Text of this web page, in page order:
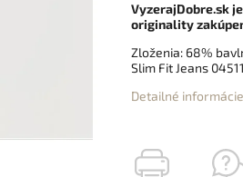
VyzerajDobre.sk
originality
Zloženia: 68%
Slim Fit Jeans
Detailné informácie